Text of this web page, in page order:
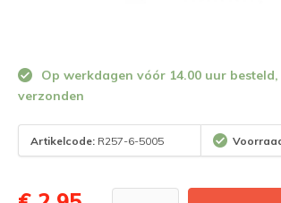
Op werkdagen vóór 14.00 uur
verzonden
Artikelcode: R257-6-5005